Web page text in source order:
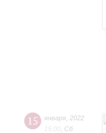
15 января 2022
15:00 Сб